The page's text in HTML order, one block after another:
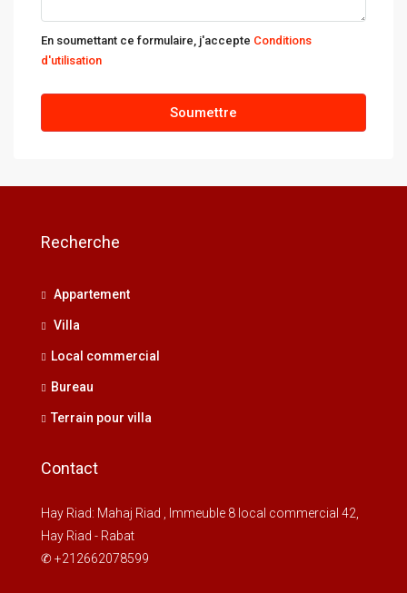
Août
14
Août
15
Août
En soumettant ce formulaire, j'accepte Conditions
d'utilisation
Soumettre
Recherche
Appartement
Villa
Local commercial
Bureau
Terrain pour villa
Contact
Hay Riad: Mahaj Riad , Immeuble 8 local commercial 42,
Hay Riad - Rabat
✆ +212662078599